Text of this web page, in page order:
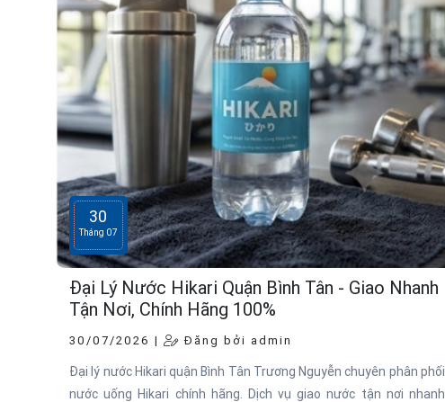
30
Tháng 07
Đại Lý Nước Hikari Quận Bình Tân - Giao Nhanh
Tận Nơi, Chính Hãng 100%
30/07/2026 | Đăng bởi admin
Đại lý nước Hikari quận Bình Tân Trương Nguyễn chuyên phân phối
nước uống Hikari chính hãng. Dịch vụ giao nước tận nơi nhanh